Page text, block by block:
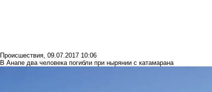
Происшествия, 09.07.2017 10:06
В Анапе два человека погибли при нырянии с катамарана